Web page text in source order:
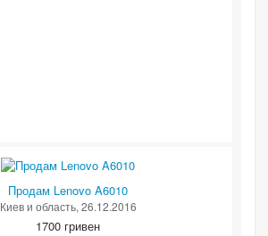
Продам Lenovo A6010
Киев и область, 26.12.2016
1700 гривен